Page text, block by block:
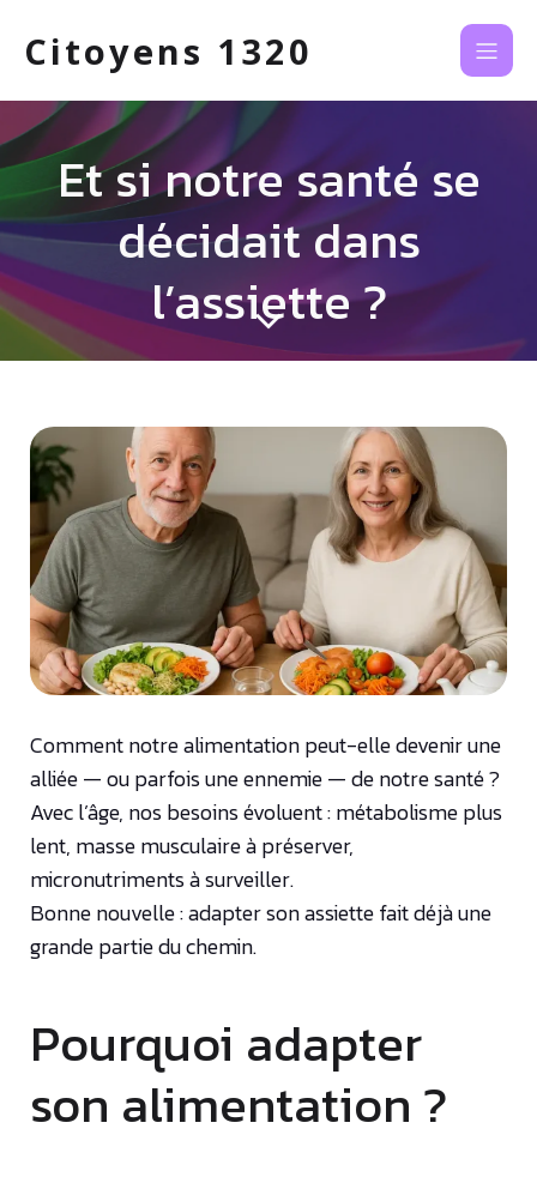
Citoyens 1320
Et si notre santé se
décidait dans
l’assiette ?
Comment notre alimentation peut-elle devenir une
alliée — ou parfois une ennemie — de notre santé ?
Avec l’âge, nos besoins évoluent : métabolisme plus
lent, masse musculaire à préserver,
micronutriments à surveiller.
Bonne nouvelle : adapter son assiette fait déjà une
grande partie du chemin.
Pourquoi adapter
son alimentation ?